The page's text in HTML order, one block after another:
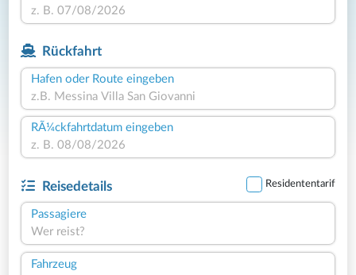
Rückfahrt
Hafen oder Route eingeben
RÃ¼ckfahrtdatum eingeben
Reisedetails Residententarif
Passagiere
Wer reist?
Fahrzeug